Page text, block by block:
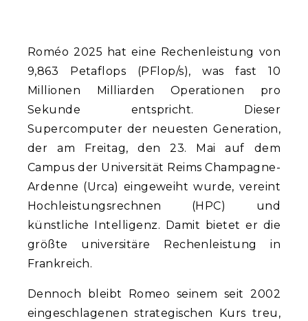
Roméo 2025 hat eine Rechenleistung von
9,863 Petaflops (PFlop/s), was fast 10
Millionen Milliarden Operationen pro
Sekunde entspricht. Dieser
Supercomputer der neuesten Generation,
der am Freitag, den 23. Mai auf dem
Campus der Universität Reims Champagne-
Ardenne (Urca) eingeweiht wurde, vereint
Hochleistungsrechnen (HPC) und
künstliche Intelligenz. Damit bietet er die
größte universitäre Rechenleistung in
Frankreich.
Dennoch bleibt Romeo seinem seit 2002
eingeschlagenen strategischen Kurs treu,